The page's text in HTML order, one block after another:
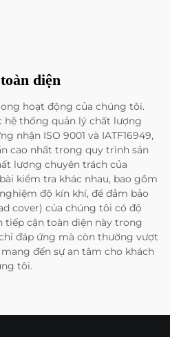
diện
hoạt động của chúng tôi.
hệ thống quản lý chất lượng
nhận ISO 9001 và IATF16949,
cao nhất trong quy trình sản
lượng chuyên trách của
kiểm tra khác nhau, bao gồm
độ kín khí, để đảm bảo
cover) của chúng tôi có độ
tiếp cận toàn diện này trong
đáp ứng mà còn thường vượt
đến sự an tâm cho khách
tôi.